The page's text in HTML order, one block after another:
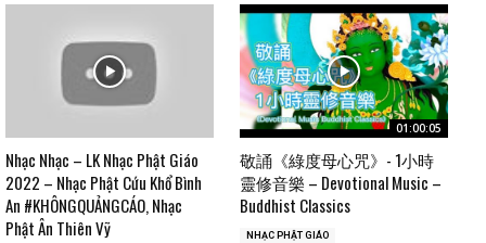
Nhạc Nhạc – LK Nhạc Phật Giáo
2022 – Nhạc Phật Cứu Khổ Bình
An #KHÔNGQUẢNGCÁO, Nhạc
Phật Ân Thiên Vỹ
01:00:05
敬誦《綠度母心咒》- 1小時
靈修音樂 – Devotional Music –
Buddhist Classics
NHẠC PHẬT GIÁO